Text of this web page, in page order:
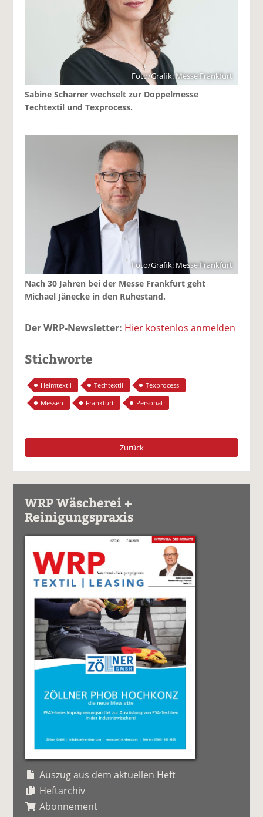
Foto/Grafik: Messe Frankfurt
Sabine Scharrer wechselt zur Doppelmesse
Techtextil und Texprocess.
Foto/Grafik: Messe Frankfurt
Nach 30 Jahren bei der Messe Frankfurt geht
Michael Jänecke in den Ruhestand.
Der WRP-Newsletter: Hier kostenlos anmelden
Stichworte
Heimtextil Techtextil
Texprocess
Messen
Frankfurt Personal
Zurück
WRP Wäscherei +
Reinigungspraxis
Auszug aus dem aktuellen Heft
Heftarchiv
Abonnement